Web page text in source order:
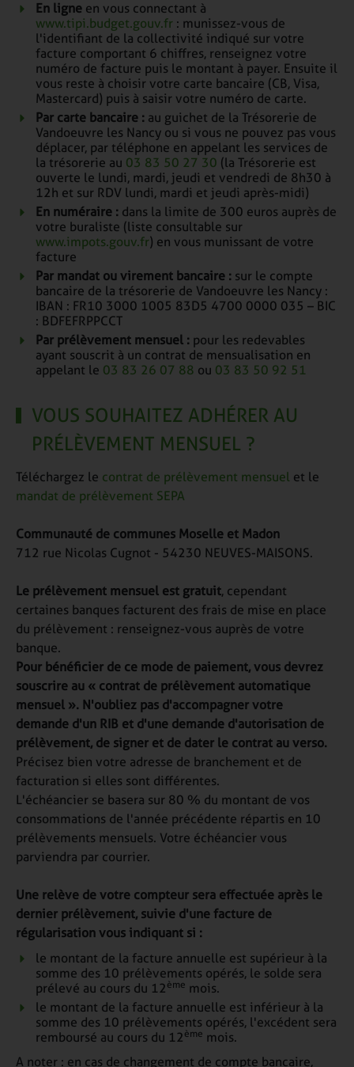
En ligne en vous connectant à
www.tipi.budget.gouv.fr : munissez-vous de
l'identifiant de la collectivité indiqué sur votre
facture comportant 6 chiffres, renseignez votre
numéro de facture puis le montant à payer. Ensuite il
vous reste à choisir votre carte bancaire (CB, Visa,
Mastercard) puis à saisir votre numéro de carte.
Par carte bancaire : au guichet de la Trésorerie de
Vandoeuvre les Nancy ou si vous ne pouvez pas vous
déplacer, par téléphone en appelant les services de
la trésorerie au 03 83 50 27 30 (la Trésorerie est
ouverte le lundi, mardi, jeudi et vendredi de 8h30 à
12h et sur RDV lundi, mardi et jeudi après-midi)
En numéraire : dans la limite de 300 euros auprès de
votre buraliste (liste consultable sur
www.impots.gouv.fr) en vous munissant de votre
facture
Par mandat ou virement bancaire : sur le compte
bancaire de la trésorerie de Vandoeuvre les Nancy :
IBAN : FR10 3000 1005 83D5 4700 0000 035 – BIC
: BDFEFRPPCCT
Par prélèvement mensuel : pour les redevables
ayant souscrit à un contrat de mensualisation en
appelant le 03 83 26 07 88 ou 03 83 50 92 51
VOUS SOUHAITEZ ADHÉRER AU
PRÉLÈVEMENT MENSUEL ?
Téléchargez le contrat de prélèvement mensuel et le
mandat de prélèvement SEPA
Communauté de communes Moselle et Madon
712 rue Nicolas Cugnot - 54230 NEUVES-MAISONS.
Le prélèvement mensuel est gratuit, cependant
certaines banques facturent des frais de mise en place
du prélèvement : renseignez-vous auprès de votre
banque.
Pour bénéficier de ce mode de paiement, vous devrez
souscrire au « contrat de prélèvement automatique
mensuel ». N'oubliez pas d'accompagner votre
demande d'un RIB et d'une demande d'autorisation de
prélèvement, de signer et de dater le contrat au verso.
Précisez bien votre adresse de branchement et de
facturation si elles sont différentes.
L'échéancier se basera sur 80 % du montant de vos
consommations de l'année précédente répartis en 10
prélèvements mensuels. Votre échéancier vous
parviendra par courrier.
Une relève de votre compteur sera effectuée après le
dernier prélèvement, suivie d'une facture de
régularisation vous indiquant si :
le montant de la facture annuelle est supérieur à la
somme des 10 prélèvements opérés, le solde sera
prélevé au cours du 12 ème mois.
le montant de la facture annuelle est inférieur à la
somme des 10 prélèvements opérés, l'excédent sera
remboursé au cours du 12 ème mois.
A noter : en cas de changement de compte bancaire,